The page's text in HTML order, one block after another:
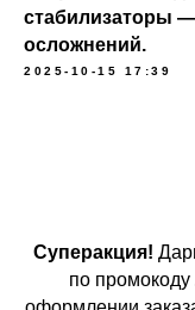
стабилизаторы
осложнений.
2025-10-15 17:39
Суперакция!
по промокоду